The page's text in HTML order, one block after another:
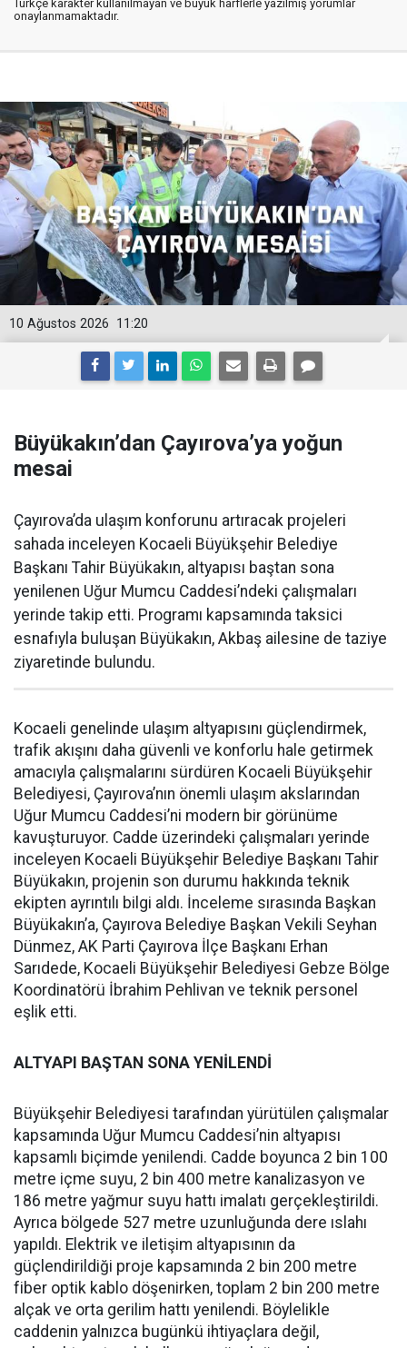
Türkçe karakter kullanılmayan ve büyük harflerle yazılmış yorumlar
onaylanmamaktadır.
11:20
10 Ağustos 2026
Büyükakın’dan Çayırova’ya yoğun
mesai
Çayırova’da ulaşım konforunu artıracak projeleri
sahada inceleyen Kocaeli Büyükşehir Belediye
Başkanı Tahir Büyükakın, altyapısı baştan sona
yenilenen Uğur Mumcu Caddesi’ndeki çalışmaları
yerinde takip etti. Programı kapsamında taksici
esnafıyla buluşan Büyükakın, Akbaş ailesine de taziye
ziyaretinde bulundu.
Kocaeli genelinde ulaşım altyapısını güçlendirmek,
trafik akışını daha güvenli ve konforlu hale getirmek
amacıyla çalışmalarını sürdüren Kocaeli Büyükşehir
Belediyesi, Çayırova’nın önemli ulaşım akslarından
Uğur Mumcu Caddesi’ni modern bir görünüme
kavuşturuyor. Cadde üzerindeki çalışmaları yerinde
inceleyen Kocaeli Büyükşehir Belediye Başkanı Tahir
Büyükakın, projenin son durumu hakkında teknik
ekipten ayrıntılı bilgi aldı. İnceleme sırasında Başkan
Büyükakın’a, Çayırova Belediye Başkan Vekili Seyhan
Dünmez, AK Parti Çayırova İlçe Başkanı Erhan
Sarıdede, Kocaeli Büyükşehir Belediyesi Gebze Bölge
Koordinatörü İbrahim Pehlivan ve teknik personel
eşlik etti.
ALTYAPI BAŞTAN SONA YENİLENDİ
Büyükşehir Belediyesi tarafından yürütülen çalışmalar
kapsamında Uğur Mumcu Caddesi’nin altyapısı
kapsamlı biçimde yenilendi. Cadde boyunca 2 bin 100
metre içme suyu, 2 bin 400 metre kanalizasyon ve
186 metre yağmur suyu hattı imalatı gerçekleştirildi.
Ayrıca bölgede 527 metre uzunluğunda dere ıslahı
yapıldı. Elektrik ve iletişim altyapısının da
güçlendirildiği proje kapsamında 2 bin 200 metre
fiber optik kablo döşenirken, toplam 2 bin 200 metre
alçak ve orta gerilim hattı yenilendi. Böylelikle
caddenin yalnızca bugünkü ihtiyaçlara değil,